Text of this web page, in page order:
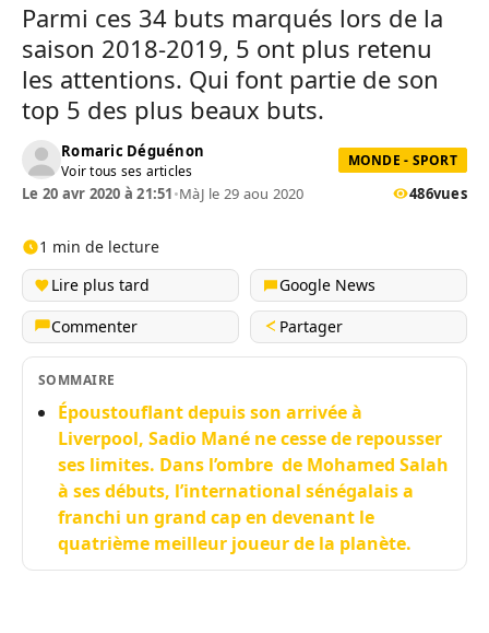
Parmi ces 34 buts marqués lors de la
saison 2018-2019, 5 ont plus retenu
les attentions. Qui font partie de son
top 5 des plus beaux buts.
Romaric Déguénon
Voir tous ses articles
MONDE - SPORT
Le 20 avr 2020 à 21:51•MàJ le 29 aou 2020 486vues
1 min de lecture
Lire plus tard
Google News
Commenter
Partager
SOMMAIRE
Époustouflant depuis son arrivée à
Liverpool, Sadio Mané ne cesse de repousser
ses limites. Dans l’ombre de Mohamed Salah
à ses débuts, l’international sénégalais a
franchi un grand cap en devenant le
quatrième meilleur joueur de la planète.